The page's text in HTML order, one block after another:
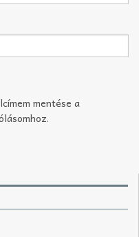
mentése a